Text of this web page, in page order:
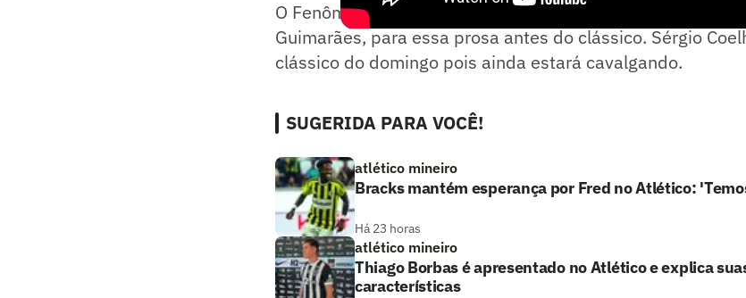
O Fenômeno, deve ter no almoço Rubens Menin, Rafael
Guimarães, para essa prosa antes do clássico. Sérgio
clássico do domingo pois ainda estará cavalgando.
SUGERIDA PARA VOCÊ!
atlético mineiro
Bracks mantém esperança por Fred no Atlético:
Há 23 horas
atlético mineiro
Thiago Borbas é apresentado no Atlético e explica
características